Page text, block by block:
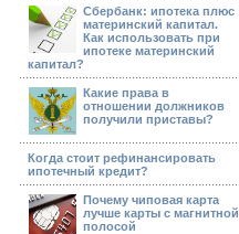
Сбербанк: ипотека плюс
материнский капитал.
Как использовать при
ипотеке материнский
капитал?
Какие права в
отношении должников
получили приставы?
Когда стоит рефинансировать
ипотечный кредит?
Почему чиповая карта
лучше карты с магнитной
полосой